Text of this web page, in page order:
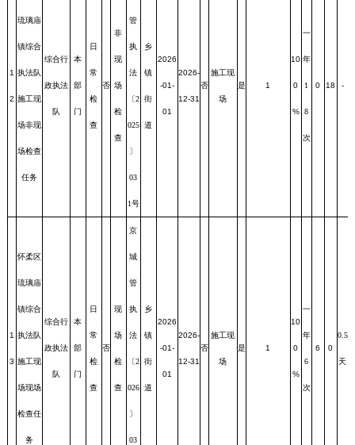
1
2
琉璃庙
镇综合
执法队
施工现
场非现
场检查
任务
综合行
政执法
队
本
部
门
日
常
检
查
否
非
现
场
检
查
管
执
法
〔2
025
〕
03
1号
乡
镇
街
道
2026
-01-
01
2026-
12-31
否
施工现
场
是 1
10
0
%
一
年
1
8
次
0 18 -
1
3
怀柔区
琉璃庙
镇综合
执法队
施工现
场现场
检查任
务
综合行
政执法
队
本
部
门
日
常
检
查
否
现
场
检
查
京
城
管
执
法
〔2
026
〕
03
乡
镇
街
道
2026
-01-
01
2026-
12-31
否
施工现
场
是 1
10
0
%
一
年
6
次
6 0
0.5
天